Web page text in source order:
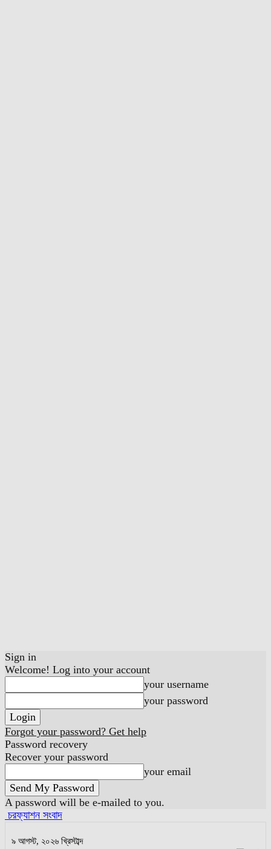
Sign in
Welcome! Log into your account
your username
your password
Forgot your password? Get help
Password recovery
Recover your password
your email
A password will be e-mailed to you.
চরফ্যাশন সংবাদ
৯ আগস্ট, ২০২৬ খ্রিস্টাব্দ